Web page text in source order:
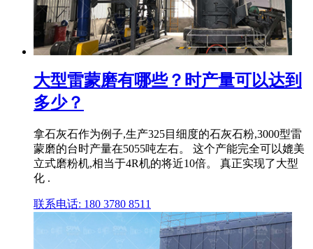
大型雷蒙磨有哪些？时产量可以达到
多少？
拿石灰石作为例子,生产325目细度的石灰石粉,3000型雷
蒙磨的台时产量在5055吨左右。 这个产能完全可以媲美
立式磨粉机,相当于4R机的将近10倍。 真正实现了大型
化 .
联系电话: 180 3780 8511